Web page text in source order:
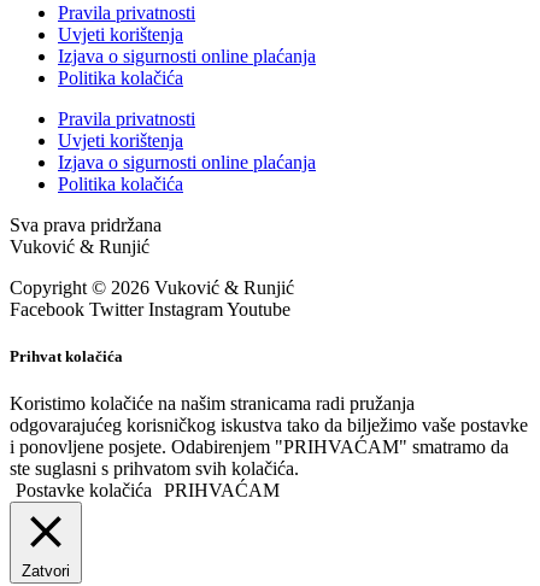
Pravila privatnosti
Uvjeti korištenja
Izjava o sigurnosti online plaćanja
Politika kolačića
Pravila privatnosti
Uvjeti korištenja
Izjava o sigurnosti online plaćanja
Politika kolačića
Sva prava pridržana
Vuković & Runjić
Copyright © 2026 Vuković & Runjić
Facebook Twitter InstagramYoutube
Prihvat kolačića
Koristimo kolačiće na našim stranicama radi pružanja
odgovarajućeg korisničkog iskustva tako da bilježimo vaše postavke
i ponovljene posjete. Odabirenjem "PRIHVAĆAM" smatramo da
ste suglasni s prihvatom svih kolačića.
Postavke kolačića
PRIHVAĆAM
Zatvori